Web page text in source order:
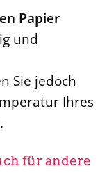
Papier
und
Sie jedoch
Ihres
für andere